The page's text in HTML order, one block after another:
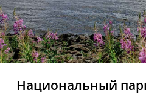
Национальный